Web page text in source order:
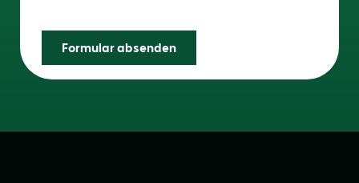
Formular absenden